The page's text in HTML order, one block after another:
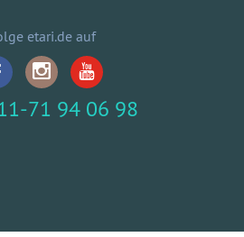
etari.de auf
71 94 06 98